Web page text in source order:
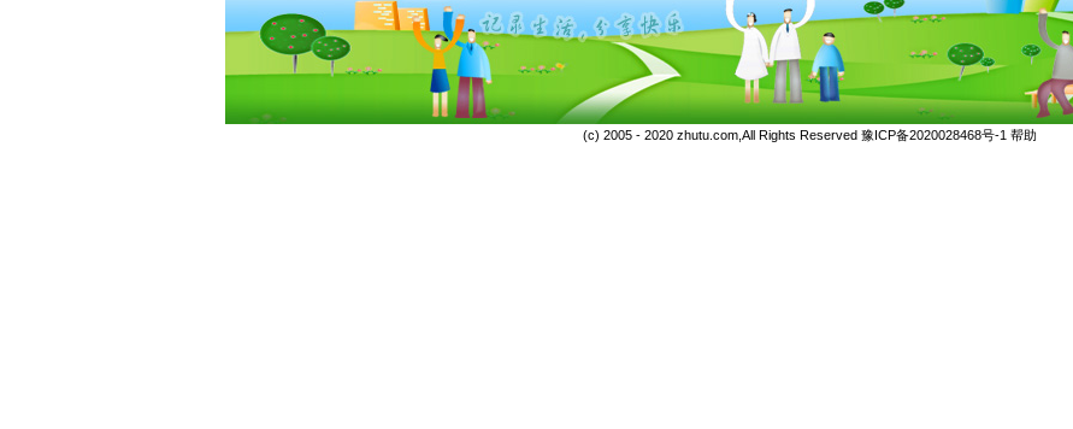
(c) 2005 - 2020 zhutu.com,All Rights Reserved 豫ICP备2020028468号-1 帮助